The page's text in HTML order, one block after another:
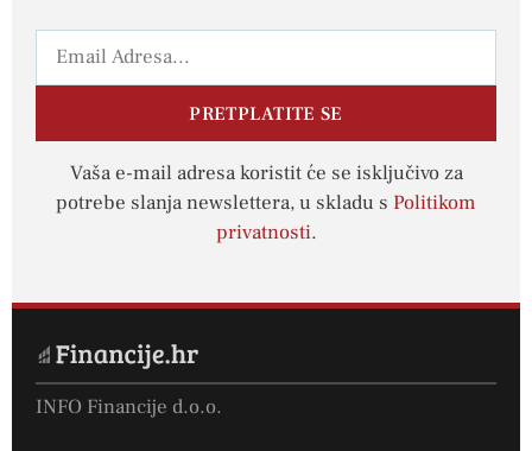
PRETPLATITE SE
Vaša e-mail adresa koristit će se isključivo za
potrebe slanja newslettera, u skladu s Politikom
privatnosti.
INFO Financije d.o.o.